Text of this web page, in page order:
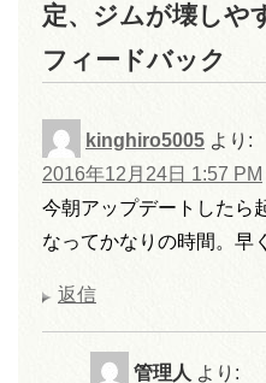
定、ジムが壊しや
フィードバック
kinghiro5005 より:
2016年12月24日 1:57 PM
今朝アップデートしたら
なってかなりの時間。早
返信
管理人 より: